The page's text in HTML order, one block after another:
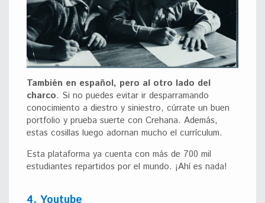
También en español, pero al otro lado del
charco. Si no puedes evitar ir desparramando
conocimiento a diestro y siniestro, cúrrate un buen
portfolio y prueba suerte con Crehana. Además,
estas cosillas luego adornan mucho el currículum.
Esta plataforma ya cuenta con más de 700 mil
estudiantes repartidos por el mundo. ¡Ahí es nada!